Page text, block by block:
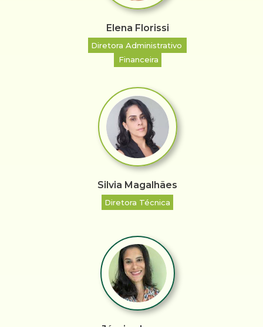
Elena Florissi
Diretora Administrativo
Financeira
Silvia Magalhães
Diretora Técnica